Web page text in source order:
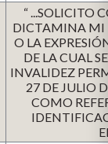
“ ...SOLICITO
DICTAMINA MI
O LA
DE LA CUAL
INVALIDEZ
27 DE JULIO
COMO